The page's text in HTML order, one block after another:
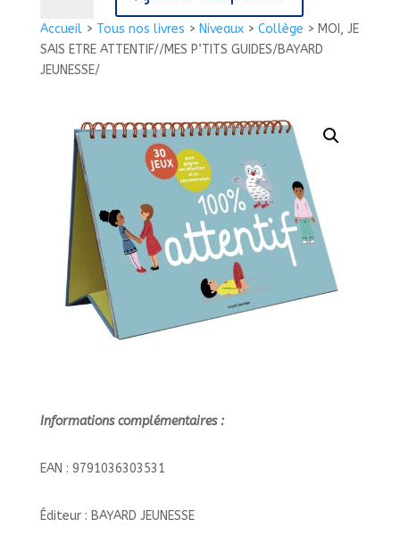
Accueil> Tous nos livres > Niveaux> Collège > MOI, JE
SAIS ETRE ATTENTIF//MES P’TITS GUIDES/BAYARD
JEUNESSE/
MOI,
JE
SAIS
GUIDES/BAYARD
JEUNESSE/
Informations complémentaires :
EAN : 9791036303531
Éditeur : BAYARD JEUNESSE